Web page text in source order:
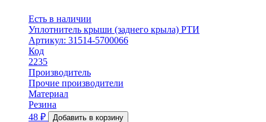
Есть в наличии
Уплотнитель крыши (заднего крыла) РТИ
Артикул: 31514-5700066
Код
2235
Производитель
Прочие производители
Материал
Резина
48 ₽
Добавить в корзину